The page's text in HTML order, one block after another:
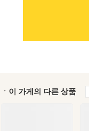
ㆍ이 가게의 다른 상품